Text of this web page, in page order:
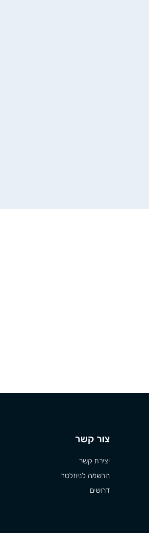
צור קשר
יצירת קשר
הרשמה לניוזלטר
דרושים